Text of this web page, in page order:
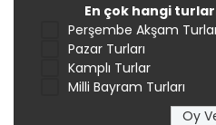
En çok hangi
Perşembe Akşam
Pazar Turları
Kamplı Turlar
Milli Bayram Turları